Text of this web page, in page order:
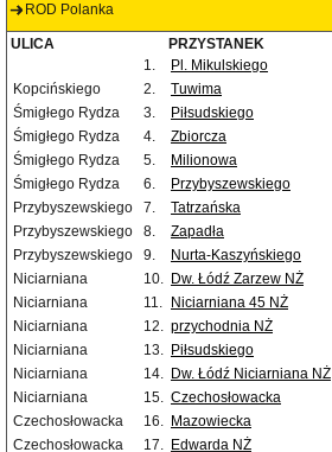
ROD Polanka
ULICA PRZYSTANEK
1.
Pl. Mikulskiego
Kopcińskiego
2. Tuwima
Śmigłego Rydza
3. Piłsudskiego
Śmigłego Rydza
4. Zbiorcza
Śmigłego Rydza
5. Milionowa
Śmigłego Rydza
6. Przybyszewskiego
Przybyszewskiego
7. Tatrzańska
Przybyszewskiego
8. Zapadła
Przybyszewskiego
9. Nurta-Kaszyńskiego
Niciarniana
10. Dw. Łódź Zarzew NŻ
Niciarniana
11. Niciarniana 45 NŻ
Niciarniana
12. przychodnia NŻ
Niciarniana
13. Piłsudskiego
Niciarniana
14. Dw. Łódź Niciarniana NŻ
Niciarniana
15. Czechosłowacka
Czechosłowacka
16. Mazowiecka
Czechosłowacka
17. Edwarda NŻ